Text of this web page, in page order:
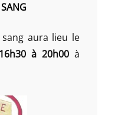
aura lieu le
à 20h00 à